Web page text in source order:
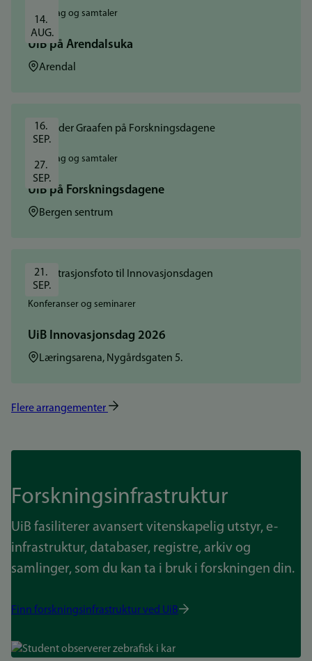
14.
AUG.
Foredrag og samtaler
UiB på Arendalsuka
Sted:Arendal
16.
SEP.
27.
SEP.
Foredrag og samtaler
UiB på Forskningsdagene
Sted:Bergen sentrum
21.
SEP.
Konferanser og seminarer
UiB Innovasjonsdag 2026
Sted:Læringsarena, Nygårdsgaten 5.
Flere arrangementer
Forskningsinfrastruktur
UiB fasiliterer avansert vitenskapelig utstyr, e-
infrastruktur, databaser, registre, arkiv og
samlinger, som du kan ta i bruk i forskningen din.
Finn forskningsinfrastruktur ved UiB
Bilde